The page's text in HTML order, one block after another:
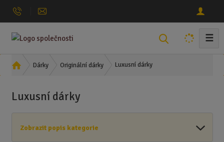
☰
Ú
d
s
Dárky Originální dárky Luxusní dárky
Luxusní dárky
Zobrazit popis kategorie